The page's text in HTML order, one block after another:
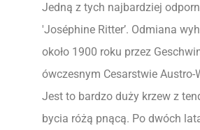
Jedną z tych najbardziej
'Joséphine Ritter’. Odmiana
około 1900 roku przez
ówczesnym Cesarstwie Austro-
Jest to bardzo duży krzew z
bycia różą pnącą. Po dwóch